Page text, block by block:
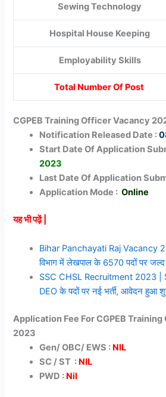
Sewing Technology
Hospital House Keeping
Employability Skills
Total Number Of Post
CGPEB Training Officer Vacancy
Notification Released Date :
Start Date Of Application
2023
Last Date Of Application
Application Mode : Online
यह भी पढ़ें |
Bihar Panchayati Raj Vacancy
विभाग में लेखपाल के 6570 पदों पर जल्द
SSC CHSL Recruitment 2023 |
DEO के पदों पर नई भर्ती, आवेदन हुआ
Application Fee For CGPEB
2023
Gen/ OBC/ EWS : NIL
SC / ST : NIL
PWD : Nil